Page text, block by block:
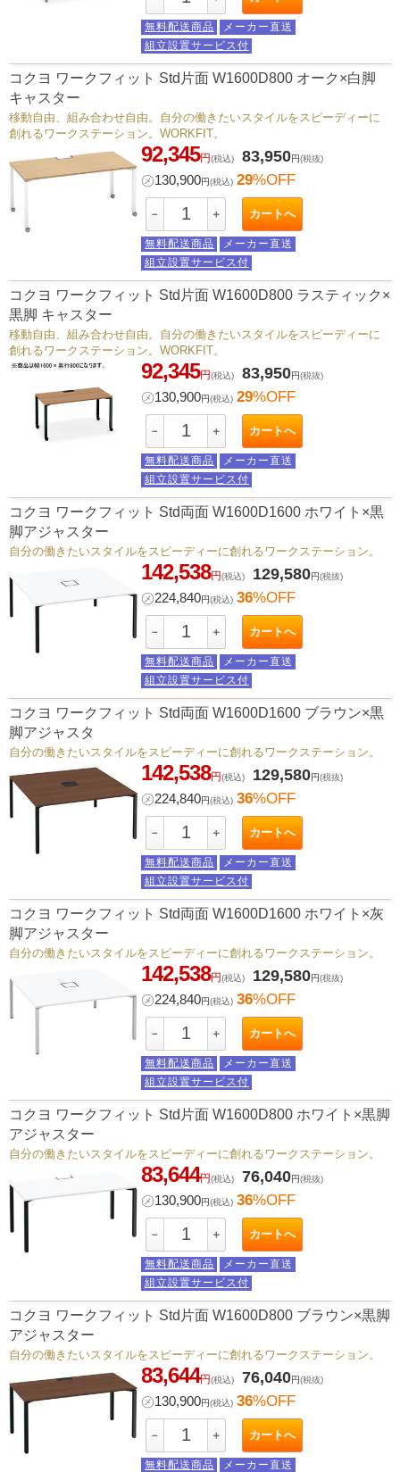
無料配送商品
メーカー直送
組立設置サービス付
コクヨ ワークフィット Std片面 W1600D800 オーク×白脚
キャスター
移動自由、組み合わせ自由。自分の働きたいスタイルをスピーディーに
創れるワークステーション。WORKFIT。
92,345円(税込) 83,950円(税抜)
㋱130,900円(税込) 29%OFF
－ ＋ カートへ
無料配送商品
メーカー直送
組立設置サービス付
コクヨ ワークフィット Std片面 W1600D800 ラスティック×
黒脚 キャスター
移動自由、組み合わせ自由。自分の働きたいスタイルをスピーディーに
創れるワークステーション。WORKFIT。
92,345円(税込) 83,950円(税抜)
㋱130,900円(税込) 29%OFF
－ ＋ カートへ
無料配送商品
メーカー直送
組立設置サービス付
コクヨ ワークフィット Std両面 W1600D1600 ホワイト×黒
脚アジャスター
自分の働きたいスタイルをスピーディーに創れるワークステーション。
142,538円(税込) 129,580円(税抜)
㋱224,840円(税込) 36%OFF
－ ＋ カートへ
無料配送商品
メーカー直送
組立設置サービス付
コクヨ ワークフィット Std両面 W1600D1600 ブラウン×黒
脚アジャスタ
自分の働きたいスタイルをスピーディーに創れるワークステーション。
142,538円(税込) 129,580円(税抜)
㋱224,840円(税込) 36%OFF
－ ＋ カートへ
無料配送商品
メーカー直送
組立設置サービス付
コクヨ ワークフィット Std両面 W1600D1600 ホワイト×灰
脚アジャスター
自分の働きたいスタイルをスピーディーに創れるワークステーション。
142,538円(税込) 129,580円(税抜)
㋱224,840円(税込) 36%OFF
－ ＋ カートへ
無料配送商品
メーカー直送
組立設置サービス付
コクヨ ワークフィット Std片面 W1600D800 ホワイト×黒脚
アジャスター
自分の働きたいスタイルをスピーディーに創れるワークステーション。
83,644円(税込) 76,040円(税抜)
㋱130,900円(税込) 36%OFF
－ ＋ カートへ
無料配送商品
メーカー直送
組立設置サービス付
コクヨ ワークフィット Std片面 W1600D800 ブラウン×黒脚
アジャスター
自分の働きたいスタイルをスピーディーに創れるワークステーション。
83,644円(税込) 76,040円(税抜)
㋱130,900円(税込) 36%OFF
－ ＋ カートへ
無料配送商品
メーカー直送